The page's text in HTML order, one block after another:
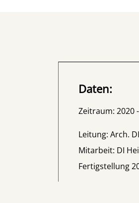
Daten:
Zeitraum: 2020
Leitung: Arch.
Mitarbeit: DI
Fertigstellung